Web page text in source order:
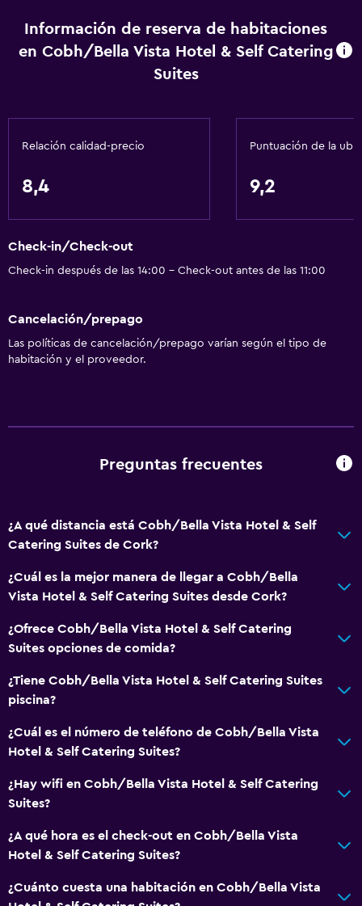
Nevera
Cafetera
Extinguidor
Ropa de cama
Toallas
Champú
Menús para dietas especiales (bajo petición)
Bar/lounge
Bar de tapas
Mesa de comedor
Actividades
Pesca
Canotaje
Paseos a caballo
Información de reserva de habitaciones
en Cobh/Bella Vista Hotel & Self Catering
Suites
Relación calidad-precio
8,4
Puntuación de la
9,2
Check-in/Check-out
Check-in después de las 14:00 - Check-out antes de las 11:00
Cancelación/prepago
Las políticas de cancelación/prepago varían según el tipo de
habitación y el proveedor.
Preguntas frecuentes
¿A qué distancia está Cobh/Bella Vista Hotel & Self
Catering Suites de Cork?
¿Cuál es la mejor manera de llegar a Cobh/Bella
Vista Hotel & Self Catering Suites desde Cork?
¿Ofrece Cobh/Bella Vista Hotel & Self Catering
Suites opciones de comida?
¿Tiene Cobh/Bella Vista Hotel & Self Catering Suites
piscina?
¿Cuál es el número de teléfono de Cobh/Bella Vista
Hotel & Self Catering Suites?
¿Hay wifi en Cobh/Bella Vista Hotel & Self Catering
Suites?
¿A qué hora es el check-out en Cobh/Bella Vista
Hotel & Self Catering Suites?
¿Cuánto cuesta una habitación en Cobh/Bella Vista